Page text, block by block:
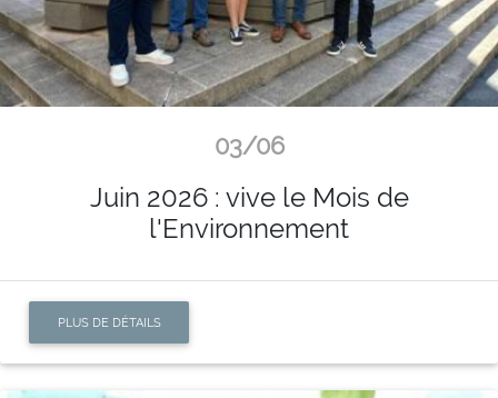
03/06
Juin 2026 : vive le Mois de
l'Environnement
PLUS DE DÉTAILS